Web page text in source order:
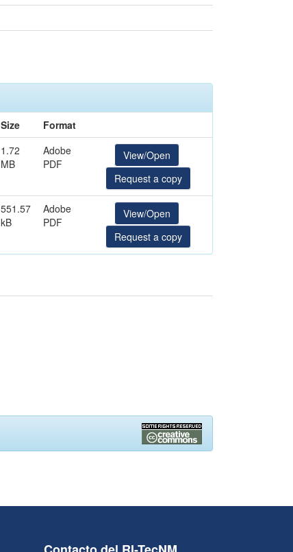
Size
Format
1.72
MB
Adobe
PDF
View/Open
Request a copy
551.57
kB
Adobe
PDF
View/Open
Request a copy